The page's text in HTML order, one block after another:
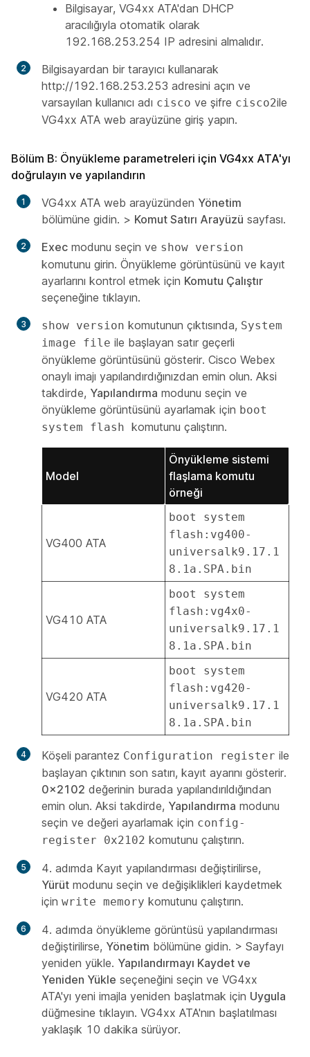
Bilgisayar, VG4xx ATA'dan DHCP
aracılığıyla otomatik olarak
192.168.253.254 IP adresini almalıdır.
Bilgisayardan bir tarayıcı kullanarak
http://192.168.253.253 adresini açın ve
varsayılan kullanıcı adı cisco ve şifre cisco2ile
VG4xx ATA web arayüzüne giriş yapın.
Bölüm B: Önyükleme parametreleri için VG4xx ATA'yı
doğrulayın ve yapılandırın
VG4xx ATA web arayüzünden Yönetim
bölümüne gidin. > Komut Satırı Arayüzü sayfası.
Exec modunu seçin ve show version
komutunu girin. Önyükleme görüntüsünü ve kayıt
ayarlarını kontrol etmek için Komutu Çalıştır
seçeneğine tıklayın.
show version komutunun çıktısında, System
image file ile başlayan satır geçerli
önyükleme görüntüsünü gösterir. Cisco Webex
onaylı imajı yapılandırdığınızdan emin olun. Aksi
takdirde, Yapılandırma modunu seçin ve
önyükleme görüntüsünü ayarlamak için boot
system flash komutunu çalıştırın.
Model
Önyükleme sistemi
flaşlama komutu
örneği
VG400 ATA
boot system
flash:vg400-
universalk9.17.1
8.1a.SPA.bin
VG410 ATA
boot system
flash:vg4x0-
universalk9.17.1
8.1a.SPA.bin
VG420 ATA
boot system
flash:vg420-
universalk9.17.1
8.1a.SPA.bin
Köşeli parantez Configuration register ile
başlayan çıktının son satırı, kayıt ayarını gösterir.
0x2102 değerinin burada yapılandırıldığından
emin olun. Aksi takdirde, Yapılandırma modunu
seçin ve değeri ayarlamak için config-
register 0x2102 komutunu çalıştırın.
4. adımda Kayıt yapılandırması değiştirilirse,
Yürüt modunu seçin ve değişiklikleri kaydetmek
için write memory komutunu çalıştırın.
4. adımda önyükleme görüntüsü yapılandırması
değiştirilirse, Yönetim bölümüne gidin. > Sayfayı
yeniden yükle. Yapılandırmayı Kaydet ve
Yeniden Yükle seçeneğini seçin ve VG4xx
ATA'yı yeni imajla yeniden başlatmak için Uygula
düğmesine tıklayın. VG4xx ATA'nın başlatılması
yaklaşık 10 dakika sürüyor.